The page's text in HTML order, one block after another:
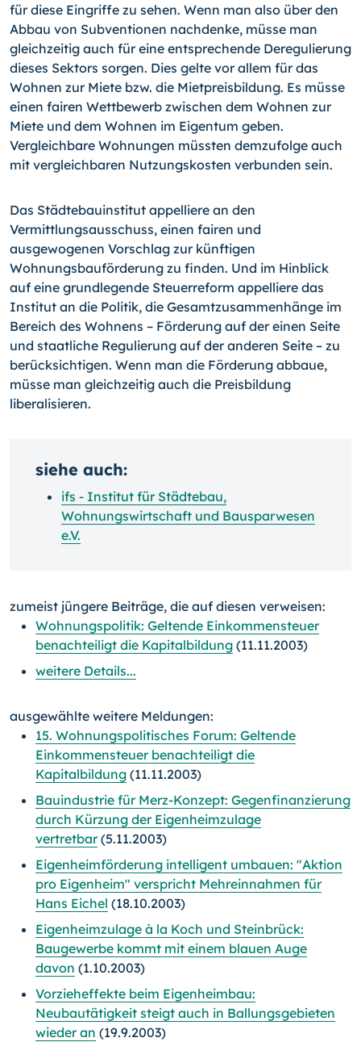
für diese Eingriffe zu sehen. Wenn man also über den
Abbau von Subventionen nachdenke, müsse man
gleichzeitig auch für eine entsprechende Deregulierung
dieses Sektors sorgen. Dies gelte vor allem für das
Wohnen zur Miete bzw. die Mietpreisbildung. Es müsse
einen fairen Wettbewerb zwischen dem Wohnen zur
Miete und dem Wohnen im Eigentum geben.
Vergleichbare Wohnungen müssten demzufolge auch
mit vergleichbaren Nutzungskosten verbunden sein.
Das Städtebauinstitut appelliere an den
Vermittlungsausschuss, einen fairen und
ausgewogenen Vorschlag zur künftigen
Wohnungsbauförderung zu finden. Und im Hinblick
auf eine grundlegende Steuerreform appelliere das
Institut an die Politik, die Gesamtzusammenhänge im
Bereich des Wohnens – Förderung auf der einen Seite
und staatliche Regulierung auf der anderen Seite – zu
berücksichtigen. Wenn man die Förderung abbaue,
müsse man gleichzeitig auch die Preisbildung
liberalisieren.
siehe auch:
ifs - Institut für Städtebau,
Wohnungswirtschaft und Bausparwesen
e.V.
zumeist jüngere Beiträge, die auf diesen verweisen:
Wohnungspolitik: Geltende Einkommensteuer
benachteiligt die Kapitalbildung (11.11.2003)
weitere Details...
ausgewählte weitere Meldungen:
15. Wohnungspolitisches Forum: Geltende
Einkommensteuer benachteiligt die
Kapitalbildung (11.11.2003)
Bauindustrie für Merz-Konzept: Gegenfinanzierung
durch Kürzung der Eigenheimzulage
vertretbar(5.11.2003)
Eigenheimförderung intelligent umbauen: "Aktion
pro Eigenheim" verspricht Mehreinnahmen für
Hans Eichel (18.10.2003)
Eigenheimzulage à la Koch und Steinbrück:
Baugewerbe kommt mit einem blauen Auge
davon (1.10.2003)
Vorzieheffekte beim Eigenheimbau:
Neubautätigkeit steigt auch in Ballungsgebieten
wieder an (19.9.2003)